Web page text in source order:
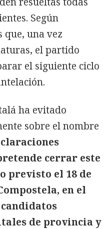
Según
que, una vez
el partido
el siguiente ciclo
ha evitado
sobre el nombre
cerrar este
previsto el 18 de
en el
de provincia y